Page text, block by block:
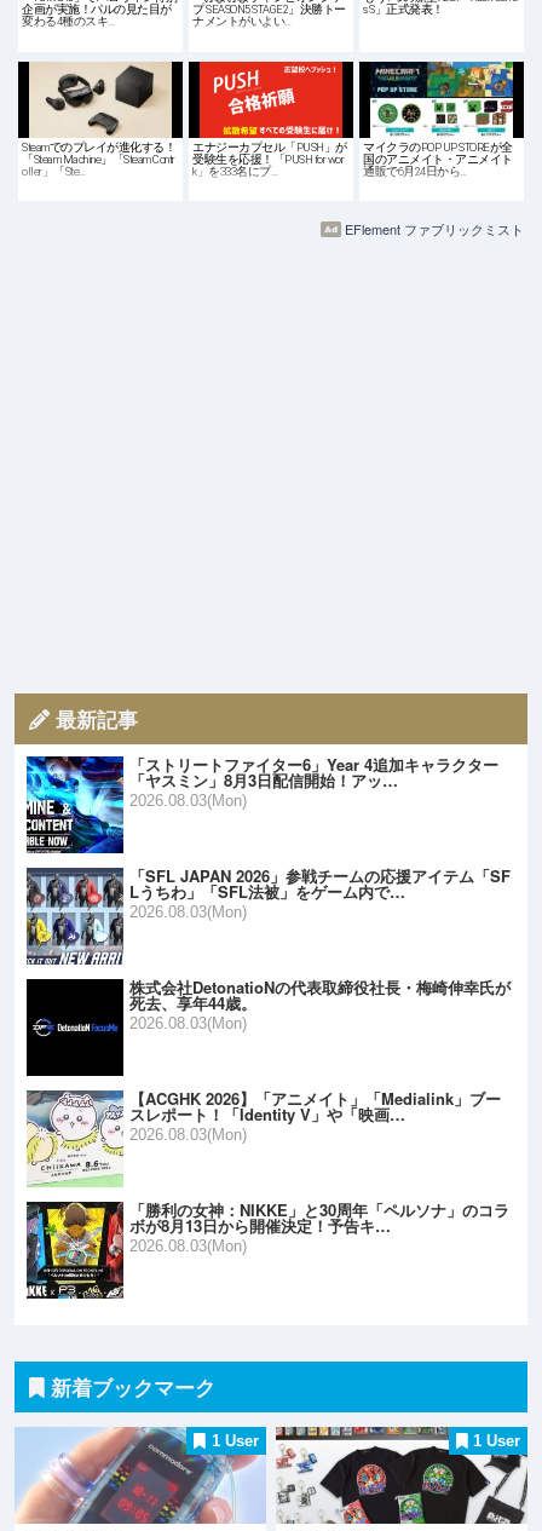
企画が実施！パルの見た目が
変わる4種のスキ…
プ SEASON5 STAGE2」決勝トー
ナメントがいよい…
s S」正式発表！
Steamでのプレイが進化する！
「Steam Machine」「Steam Contr
oller」「Ste…
エナジーカプセル「PUSH」が
受験生を応援！「PUSH for wor
k」を333名にプ…
マイクラのPOP UP STOREが全
国のアニメイト・アニメイト
通販で6月24日から…
EFlement ファブリックミスト
最新記事
「ストリートファイター6」Year 4追加キャラクター
「ヤスミン」8月3日配信開始！アッ…
2026.08.03(Mon)
「SFL JAPAN 2026」参戦チームの応援アイテム「SF
Lうちわ」「SFL法被」をゲーム内で…
2026.08.03(Mon)
株式会社DetonatioNの代表取締役社長・梅崎伸幸氏が
死去、享年44歳。
2026.08.03(Mon)
【ACGHK 2026】「アニメイト」「Medialink」ブー
スレポート！「Identity V」や「映画…
2026.08.03(Mon)
「勝利の女神：NIKKE」と30周年「ペルソナ」のコラ
ボが8月13日から開催決定！予告キ…
2026.08.03(Mon)
新着ブックマーク
1 User 1 User